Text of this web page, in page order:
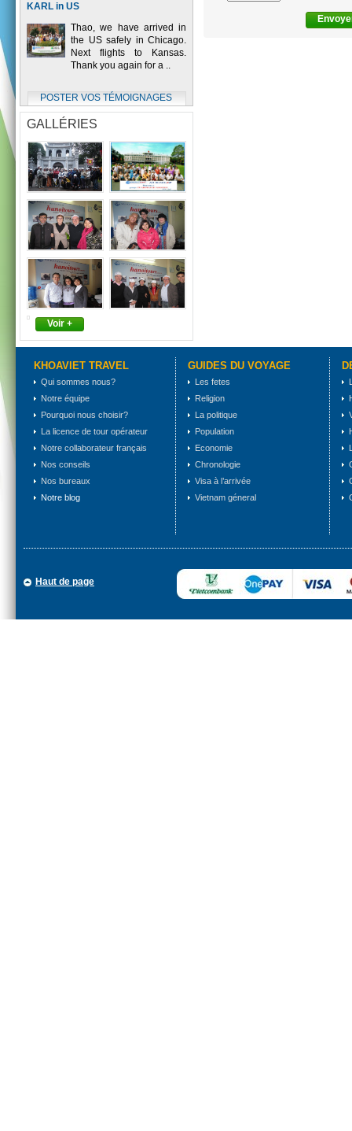
KARL in US
Thao, we have arrived in
the US safely in Chicago.
Next flights to Kansas.
Thank you again for a ..
POSTER VOS TÉMOIGNAGES
GALLÉRIES
Voir +
KHOAVIET TRAVEL
Qui sommes nous?
Notre équipe
Pourquoi nous choisir?
La licence de tour opérateur
Notre collaborateur français
Nos conseils
Nos bureaux
Notre blog
GUIDES DU VOYAGE
Les fetes
Religion
La politique
Population
Economie
Chronologie
Visa à l’arrivée
Vietnam géneral
Haut de page